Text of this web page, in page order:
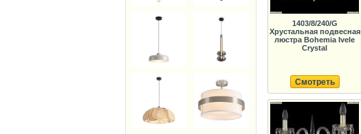
1403/8/240/G
Хрустальная подвесная
люстра Bohemia Ivele
Crystal
Смотреть